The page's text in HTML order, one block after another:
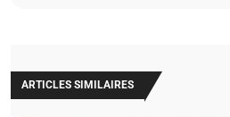
ARTICLES SIMILAIRES